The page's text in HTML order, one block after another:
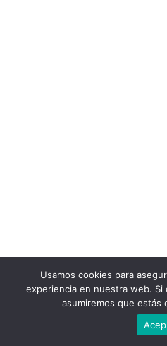
Usamos cookies para
experiencia en nuestra web.
asumiremos que estás